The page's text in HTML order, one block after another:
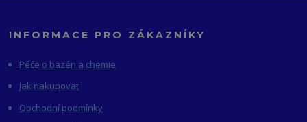
INFORMACE PRO ZÁKAZNÍKY
Péče o bazén a chemie
Jak nakupovat
Obchodní podmínky